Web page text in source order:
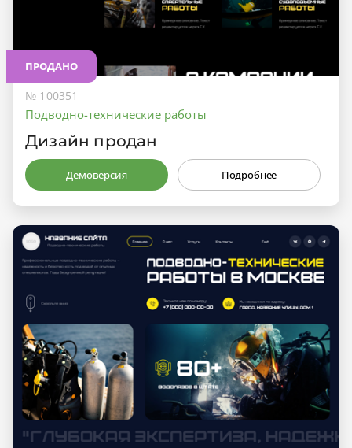
ПРОДАНО
№ 100351
Подводно-технические работы
Дизайн продан
Демоверсия Подробнее